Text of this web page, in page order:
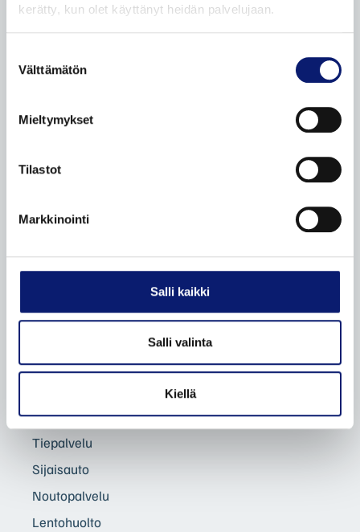
kerätty, kun olet käyttänyt heidän palvelujaan.
valinta
Välttämätön
Mieltymykset
Tilastot
Markkinointi
Salli kaikki
Salli valinta
Kiellä
Etämyynnin ehdot
VOLVO HUOLTOPALVELUT
Korikorjaamo
Lisävarusteet ja varaosat
Ilmastointilaitteen huolto
Volvo tuulilasin vaihto ja korjaus
Rengaspalvelut
Huolto- ja korjausehdot (PDF)
Tiepalvelu
Sijaisauto
Noutopalvelu
Lentohuolto